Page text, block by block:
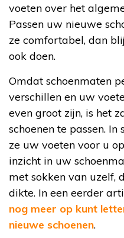
voeten over het
Passen uw nieuwe
ze comfortabel, dan
ook doen.
Omdat schoenmaten
verschillen en uw
even groot zijn, is het
schoenen te passen.
ze uw voeten voor u
inzicht in uw
met sokken van uzelf,
dikte. In een eerder
nog meer op kunt
nieuwe schoenen.